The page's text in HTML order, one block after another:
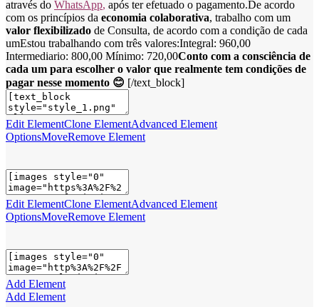
através do WhatsApp, após ter efetuado o pagamento.De acordo
com os princípios da economia colaborativa, trabalho com um
valor flexibilizado de Consulta, de acordo com a condição de cada
umEstou trabalhando com três valores:Integral: 960,00
Intermediario: 800,00 Mínimo: 720,00Conto com a consciência de
cada um para escolher o valor que realmente tem condições de
pagar nesse momento 😊 [/text_block]
Edit ElementClone ElementAdvanced Element
OptionsMoveRemove Element
Edit ElementClone ElementAdvanced Element
OptionsMoveRemove Element
Add Element
Add Element